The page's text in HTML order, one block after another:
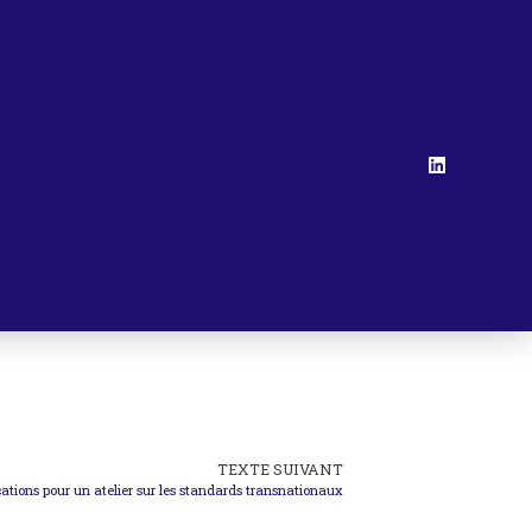
TEXTE SUIVANT
pour un atelier sur les standards transnationaux